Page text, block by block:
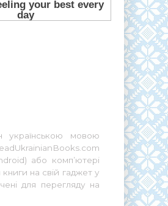
українською мовою
або комп’ютері
на свій гаджет у
для перегляду на